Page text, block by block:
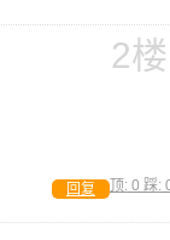
2楼
顶: 0 踩:
回复